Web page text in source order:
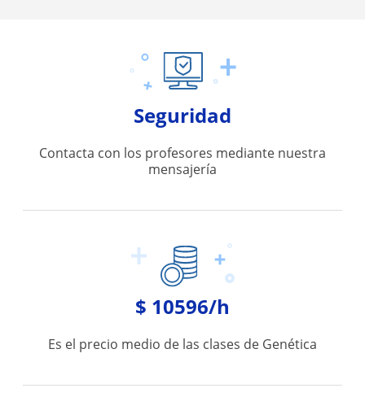
Seguridad
Contacta con los profesores mediante nuestra
mensajería
$ 10596/h
Es el precio medio de las clases de Genética